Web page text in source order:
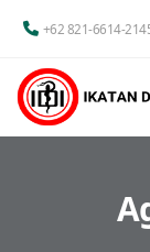
+62 821-6614-